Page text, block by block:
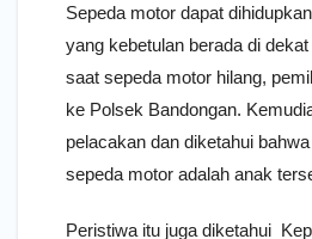
Sepeda motor dapat
yang kebetulan berada di
saat sepeda motor hilang,
ke Polsek Bandongan.
pelacakan dan diketahui
sepeda motor adalah anak
Peristiwa itu juga diketahui